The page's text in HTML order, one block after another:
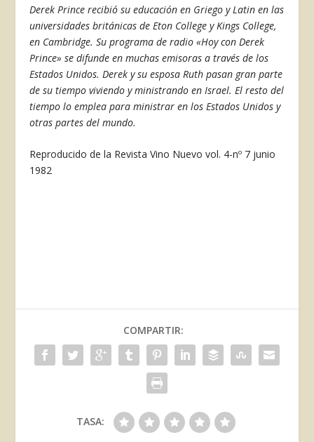
Derek Prince recibió su educación en Grie­go y Latin en las
universidades británicas de Eton College y Kings College,
en Cambridge. Su programa de radio «Hoy con Derek
Prince» se difunde en muchas emisoras a través de los
Estados Unidos. Derek y su esposa Ruth pasan gran parte
de su tiempo viviendo y ministrando en Israel. El resto del
tiempo lo emplea para ministrar en los Esta­dos Unidos y
otras partes del mundo.
Reproducido de la Revista Vino Nuevo vol. 4-nº 7 junio
1982
COMPARTIR:
TASA: